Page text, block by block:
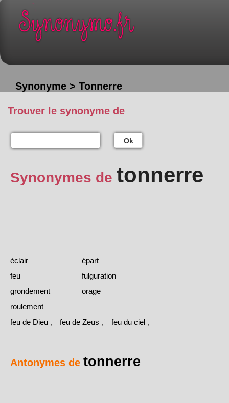
Synonyme > Tonnerre
Trouver le synonyme de
Ok
Synonymes de tonnerre
éclair
épart
feu
fulguration
grondement
orage
roulement
feu de Dieu , feu de Zeus , feu du ciel ,
Antonymes de tonnerre